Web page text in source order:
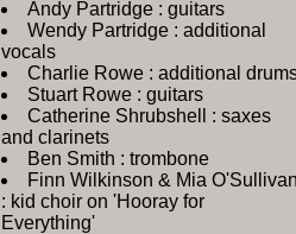
Andy Partridge : guitars
Wendy Partridge : additional
vocals
Charlie Rowe : additional
Stuart Rowe : guitars
Catherine Shrubshell : saxes
and clarinets
Ben Smith : trombone
Finn Wilkinson & Mia
: kid choir on 'Hooray for
Everything'